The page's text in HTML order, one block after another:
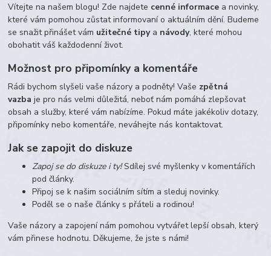
Vítejte na našem blogu! Zde najdete cenné informace a novinky,
které vám pomohou zůstat informovaní o aktuálním dění. Budeme
se snažit přinášet vám užitečné tipya návody, které mohou
obohatit váš každodenní život.
Možnost pro připomínky a komentáře
Rádi bychom slyšeli vaše názory a podněty! Vaše zpětná
vazba je pro nás velmi důležitá, neboť nám pomáhá zlepšovat
obsah a služby, které vám nabízíme. Pokud máte jakékoliv dotazy,
připomínky nebo komentáře, neváhejte nás kontaktovat.
Jak se zapojit do diskuze
Zapoj se do diskuze i ty!Sdílej své myšlenky v komentářích
pod články.
Připoj se k našim sociálním sítím a sleduj novinky.
Poděl se o naše články s přáteli a rodinou!
Vaše názory a zapojení nám pomohou vytvářet lepší obsah, který
vám přinese hodnotu. Děkujeme, že jste s námi!